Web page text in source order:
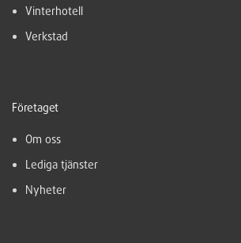
Vinterhotell
Verkstad
Företaget
Om oss
Lediga tjänster
Nyheter